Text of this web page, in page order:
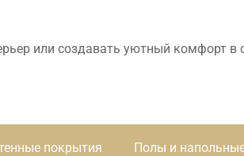
или создавать уютный комфорт
покрытия Полы и